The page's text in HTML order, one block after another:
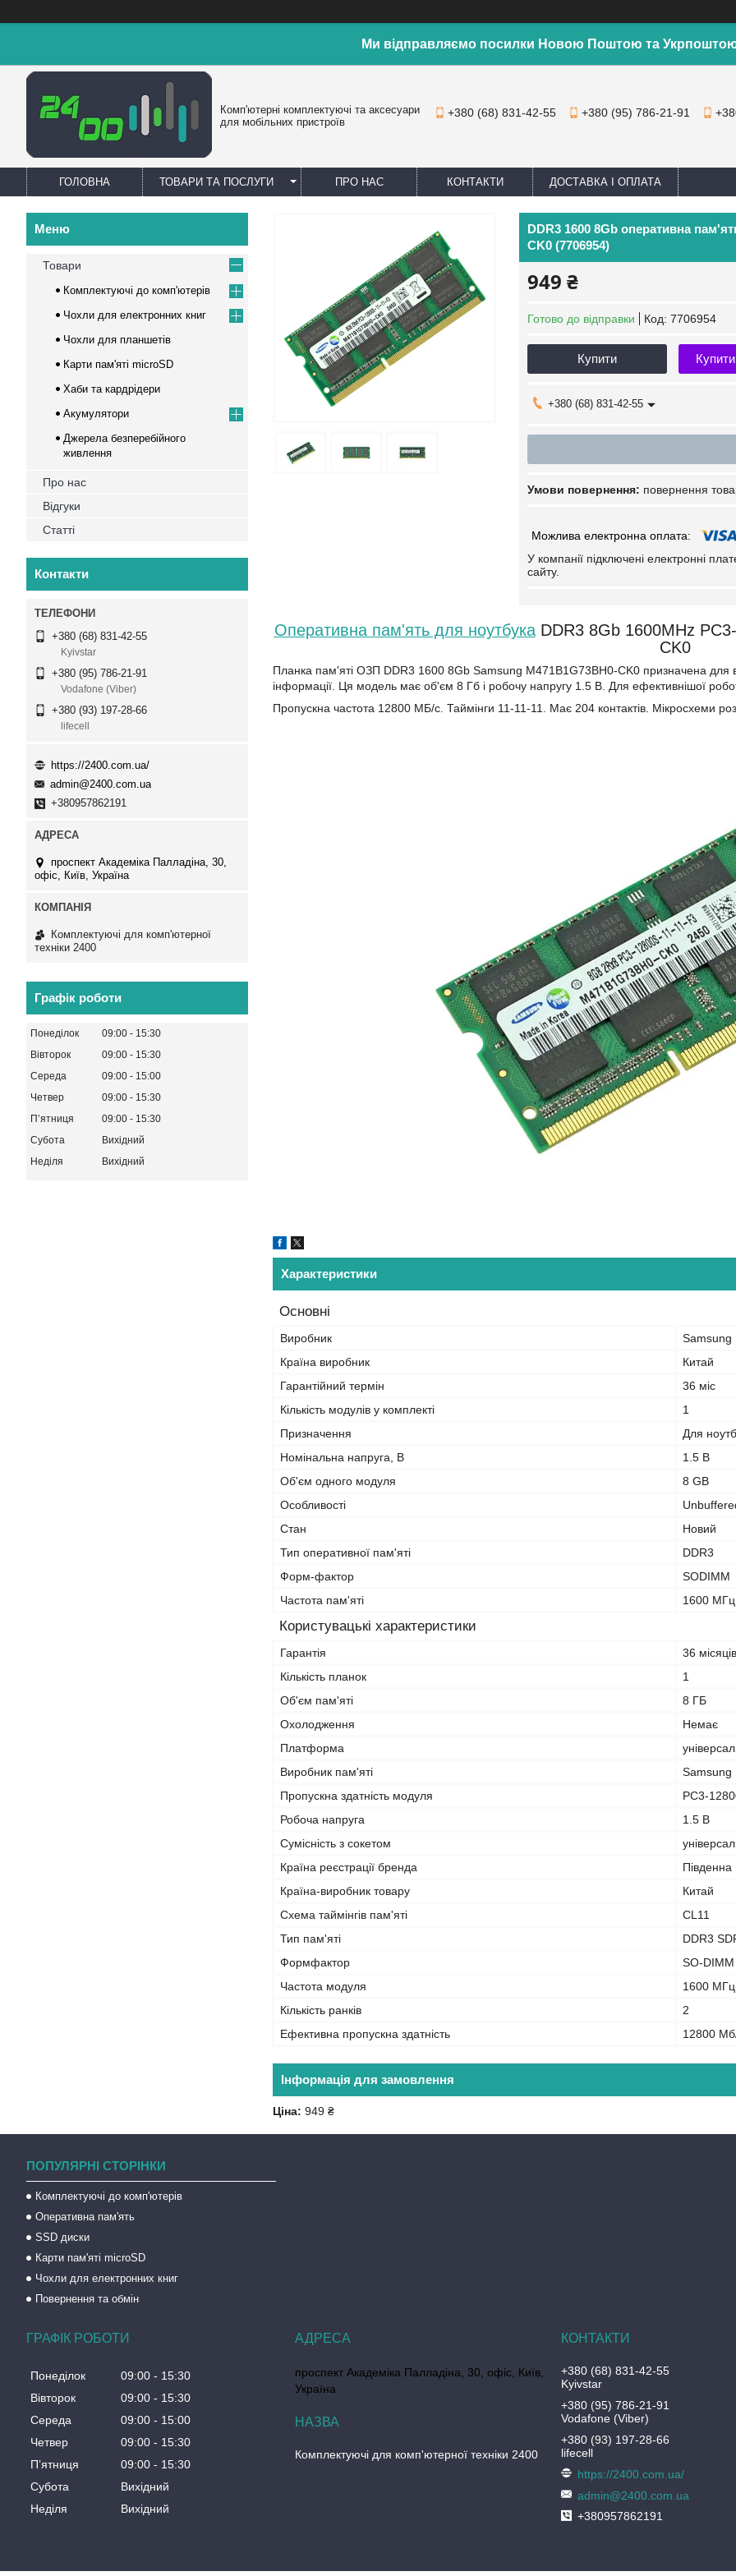
Ми відправляємо посилки Новою Поштою та
Комп'ютерні комплектуючі та аксесуари
для мобільних пристроїв
+380 (68) 831-42-55 +380 (95) 786-21-91
ГОЛОВНА ТОВАРИ ТА ПОСЛУГИ ПРО НАС КОНТАКТИ ДОСТАВКА І ОПЛАТА
DDR3 1600 8Gb оперативна
CK0 (7706954)
949 ₴
Готово до відправки Код: 7706954
Купити
+380 (68) 831-42-55
повернення
У компанії підключені електронні
сайту.
Оперативна пам'ять для ноутбукаDDR3 8Gb 1600MHz
CK0
Планка пам'яті ОЗП DDR3 1600 8Gb Samsung M471B1G73BH0-CK0 призначена для
інформації. Ця модель має об'єм 8 Гб і робочу напругу 1.5 В. Для ефективнішої
Пропускна частота 12800 МБ/с. Таймінги 11-11-11. Має 204 контактів. Мікросхеми
Характеристики
Основні
Виробник
Samsung
Країна виробник
Китай
Гарантійний термін
36 міс
Кількість модулів у комплекті
1
Призначення
Для
Номінальна напруга, В
1.5 В
Об'єм одного модуля
8 GB
Особливості
Стан
Новий
Тип оперативної пам'яті
DDR3
Форм-фактор
SODIMM
Частота пам'яті
1600 МГц
Користувацькі характеристики
Гарантія
36 місяців
Кількість планок
1
Об'єм пам'яті
8 ГБ
Охолодження
Немає
Платформа
Виробник пам'яті
Samsung
Пропускна здатність модуля
PC3-
Робоча напруга
1.5 В
Сумісність з сокетом
Країна реєстрації бренда
Країна-виробник товару
Китай
Схема таймінгів пам'яті
CL11
Тип пам'яті
DDR3
Формфактор
SO-DIMM
Частота модуля
1600 МГц
Кількість ранків
2
Ефективна пропускна здатність
12800
Інформація для замовлення
Ціна: 949 ₴
Товари
Комплектуючі до комп'ютерів
Чохли для електронних книг
Чохли для планшетів
Карти пам'яті microSD
Хаби та кардрідери
Акумулятори
Джерела безперебійного
живлення
Про нас
Відгуки
Статті
Контакти
+380 (68) 831-42-55
Kyivstar
+380 (95) 786-21-91
Vodafone (Viber)
+380 (93) 197-28-66
lifecell
https://2400.com.ua/
admin@2400.com.ua
+380957862191
проспект Академіка Палладіна, 30,
офіс, Київ, Україна
Комплектуючі для комп'ютерної
техніки 2400
Графік роботи
Понеділок 09:00
15:30
Вівторок
09:00
15:30
Середа
09:00
15:00
Четвер
09:00
15:30
Пʼятниця
09:00
15:30
Субота
Вихідний
Неділя
Вихідний
ПОПУЛЯРНІ СТОРІНКИ
Комплектуючі до комп'ютерів
Оперативна пам'ять
SSD диски
Карти пам'яті microSD
Чохли для електронних книг
Повернення та обмін
ГРАФІК РОБОТИ
Понеділок 09:00
15:30
Вівторок
09:00
15:30
Середа
09:00
15:00
Четвер
09:00
15:30
Пʼятниця
09:00
15:30
Субота
Вихідний
Неділя
Вихідний
проспект Академіка Палладіна, 30, офіс, Київ,
Україна
Комплектуючі для комп'ютерної техніки 2400
+380 (68) 831-42-55
Kyivstar
+380 (95) 786-21-91
Vodafone (Viber)
+380 (93) 197-28-66
lifecell
https://2400.com.ua/
admin@2400.com.ua
+380957862191